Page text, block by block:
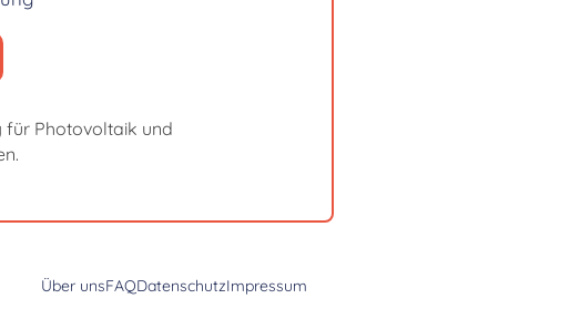
für Photovoltaik und
Über unsFAQDatenschutzImpressum